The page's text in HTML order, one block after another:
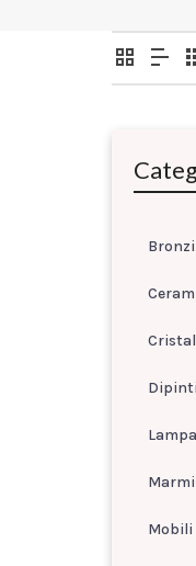
Bronzi
Marmi
Mobili